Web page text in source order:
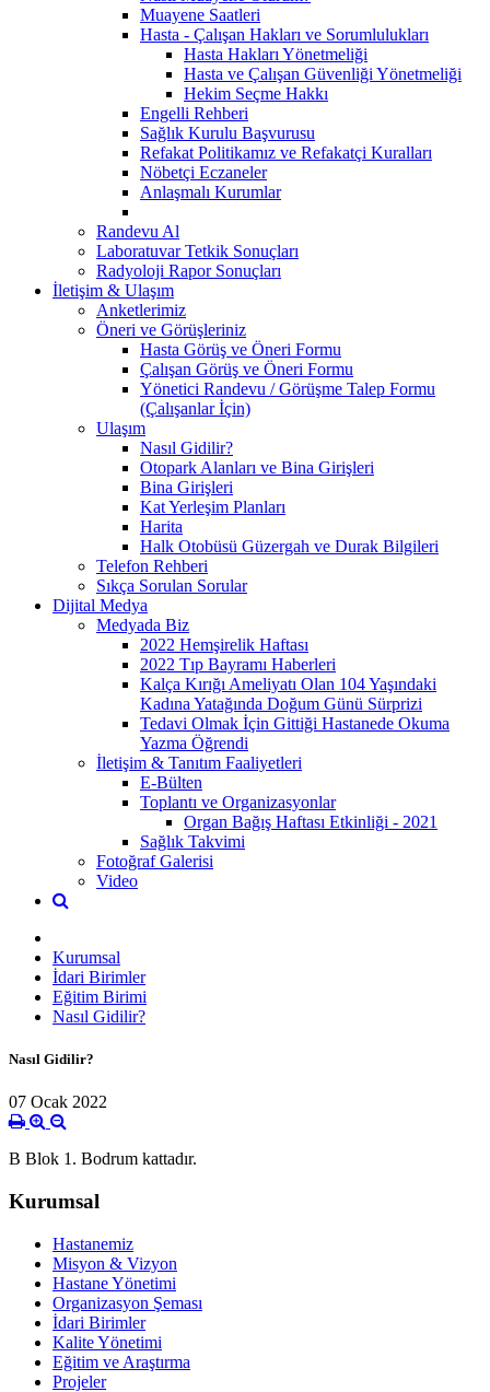
Muayene Saatleri
Hasta - Çalışan Hakları ve Sorumlulukları
Hasta Hakları Yönetmeliği
Hasta ve Çalışan Güvenliği Yönetmeliği
Hekim Seçme Hakkı
Engelli Rehberi
Sağlık Kurulu Başvurusu
Refakat Politikamız ve Refakatçi Kuralları
Nöbetçi Eczaneler
Anlaşmalı Kurumlar
Randevu Al
Laboratuvar Tetkik Sonuçları
Radyoloji Rapor Sonuçları
İletişim & Ulaşım
Anketlerimiz
Öneri ve Görüşleriniz
Hasta Görüş ve Öneri Formu
Çalışan Görüş ve Öneri Formu
Yönetici Randevu / Görüşme Talep Formu
(Çalışanlar İçin)
Ulaşım
Nasıl Gidilir?
Otopark Alanları ve Bina Girişleri
Bina Girişleri
Kat Yerleşim Planları
Harita
Halk Otobüsü Güzergah ve Durak Bilgileri
Telefon Rehberi
Sıkça Sorulan Sorular
Dijital Medya
Medyada Biz
2022 Hemşirelik Haftası
2022 Tıp Bayramı Haberleri
Kalça Kırığı Ameliyatı Olan 104 Yaşındaki
Kadına Yatağında Doğum Günü Sürprizi
Tedavi Olmak İçin Gittiği Hastanede Okuma
Yazma Öğrendi
İletişim & Tanıtım Faaliyetleri
E-Bülten
Toplantı ve Organizasyonlar
Organ Bağış Haftası Etkinliği - 2021
Sağlık Takvimi
Fotoğraf Galerisi
Video
Kurumsal
İdari Birimler
Eğitim Birimi
Nasıl Gidilir?
Nasıl Gidilir?
07 Ocak 2022
B Blok 1. Bodrum kattadır.
Kurumsal
Hastanemiz
Misyon & Vizyon
Hastane Yönetimi
Organizasyon Şeması
İdari Birimler
Kalite Yönetimi
Eğitim ve Araştırma
Projeler